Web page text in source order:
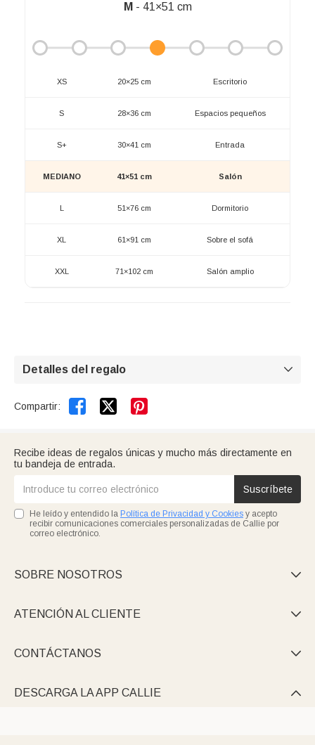
M - 41×51 cm
XS 20×25 cm Escritorio
S 28×36 cm Espacios pequeños
S+ 30×41 cm Entrada
MEDIANO 41×51 cm Salón
51×76 cm Dormitorio
XL 61×91 cm Sobre el sofá
XXL 71×102 cm Salón amplio
Detalles del regalo 
Compartir:  
Recibe ideas de regalos únicas y mucho más directamente en
tu bandeja de entrada.
Suscríbete
He leído y entendido la Política de Privacidad y Cookies y acepto
recibir comunicaciones comerciales personalizadas de Callie por
correo electrónico.
SOBRE NOSOTROS 
ATENCIÓN AL CLIENTE 
CONTÁCTANOS 
DESCARGA LA APP CALLIE 